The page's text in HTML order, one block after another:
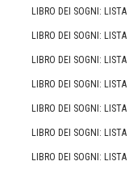
LIBRO DEI SOGNI: LISTA
LIBRO DEI SOGNI: LISTA
LIBRO DEI SOGNI: LISTA
LIBRO DEI SOGNI: LISTA
LIBRO DEI SOGNI: LISTA
LIBRO DEI SOGNI: LISTA
LIBRO DEI SOGNI: LISTA